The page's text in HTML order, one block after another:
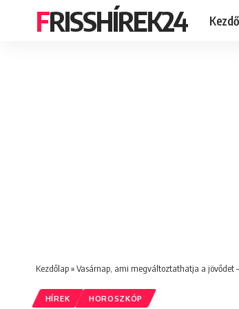
FRISSHÍREK24
Kezdőlap»Vasárnap, ami megváltoztathatja a jövődet
HÍREK HOROSZKÓP